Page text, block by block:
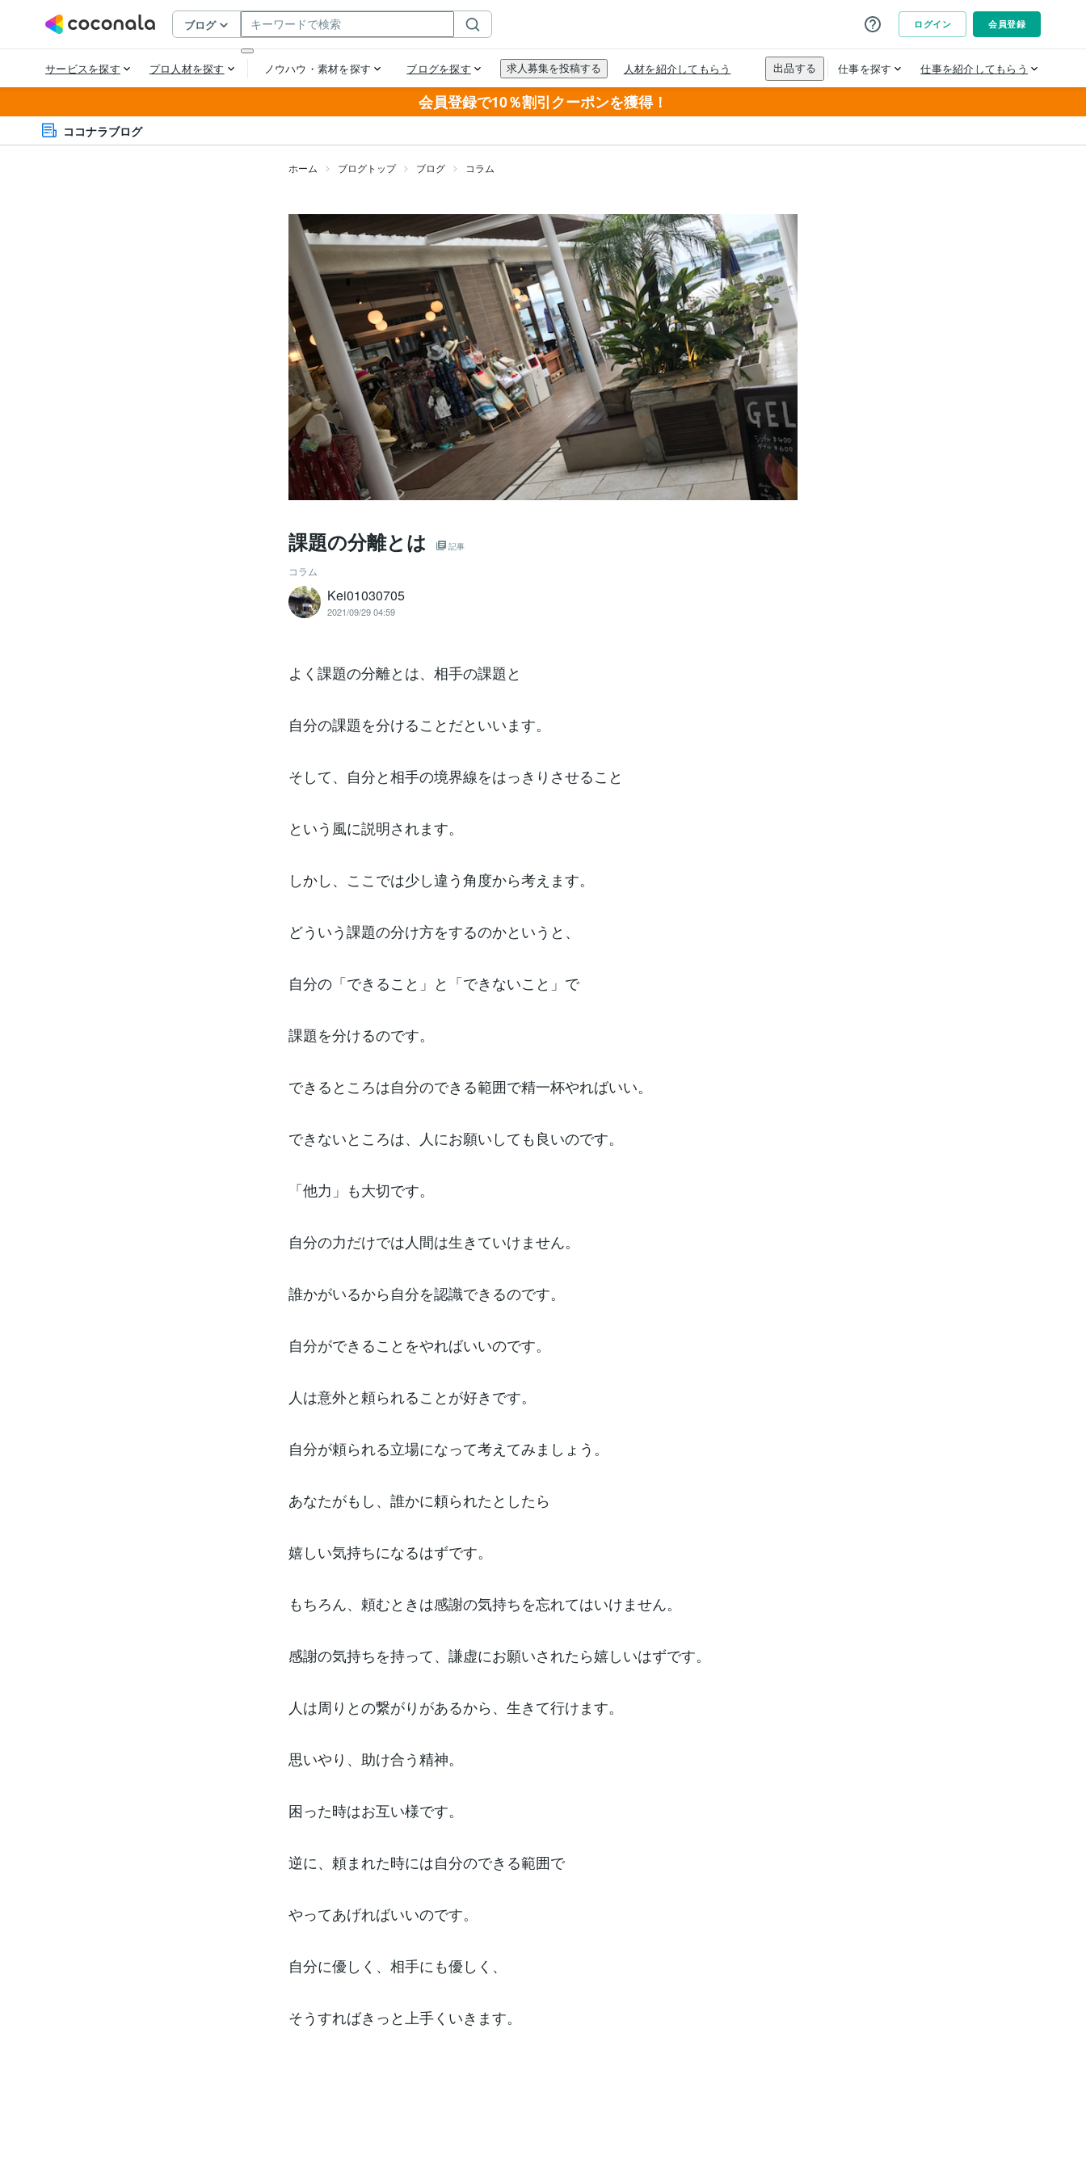
会員登録で10％割引クーポンを獲得！
ココナラブログ
ホーム ブログトップ ブログ コラム
課題の分離とは 記事
コラム
Kei01030705
2021/09/29 04:59
よく課題の分離とは、相手の課題と
自分の課題を分けることだといいます。
そして、自分と相手の境界線をはっきりさせること
という風に説明されます。
しかし、ここでは少し違う角度から考えます。
どういう課題の分け方をするのかというと、
自分の「できること」と「できないこと」で
課題を分けるのです。
できるところは自分のできる範囲で精一杯やればいい。
できないところは、人にお願いしても良いのです。
「他力」も大切です。
自分の力だけでは人間は生きていけません。
誰かがいるから自分を認識できるのです。
自分ができることをやればいいのです。
人は意外と頼られることが好きです。
自分が頼られる立場になって考えてみましょう。
あなたがもし、誰かに頼られたとしたら
嬉しい気持ちになるはずです。
もちろん、頼むときは感謝の気持ちを忘れてはいけません。
感謝の気持ちを持って、謙虚にお願いされたら嬉しいはずです。
人は周りとの繋がりがあるから、生きて行けます。
思いやり、助け合う精神。
困った時はお互い様です。
逆に、頼まれた時には自分のできる範囲で
やってあげればいいのです。
自分に優しく、相手にも優しく、
そうすればきっと上手くいきます。